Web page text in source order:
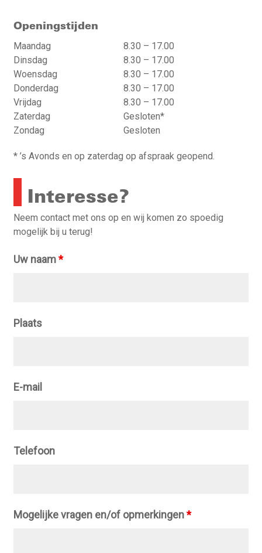
Openingstijden
Maandag
8.30 – 17.00
Dinsdag
8.30 – 17.00
Woensdag
8.30 – 17.00
Donderdag
8.30 – 17.00
Vrijdag
8.30 – 17.00
Zaterdag
Gesloten*
Zondag
Gesloten
* ’s Avonds en op zaterdag op afspraak geopend.
Interesse?
Neem contact met ons op en wij komen zo spoedig
mogelijk bij u terug!
Uw naam*
Plaats
E-mail
Telefoon
Mogelijke vragen en/of opmerkingen*